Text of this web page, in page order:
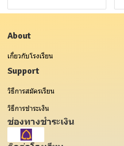
About
เกี่ยวกับโรงเรียน
Support
วิธีการสมัครเรียน
วิธีการชำระเงิน
ช่องทางชำระเงิน